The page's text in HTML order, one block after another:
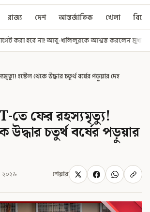
রাজ্য দেশ আন্তর্জাতিক খেলা
আশ্বস্ত করলেন মুখ্যমন্ত্রী এগিয়ে গেল আরও
হস্টেল থেকে উদ্ধার চতুর্থ বর্ষের পড়ুয়ার দেহ
ফের রহস্যমৃত্যু!
উদ্ধার চতুর্থ বর্ষের পড়ুয়ার
২০২৬ শেয়ার